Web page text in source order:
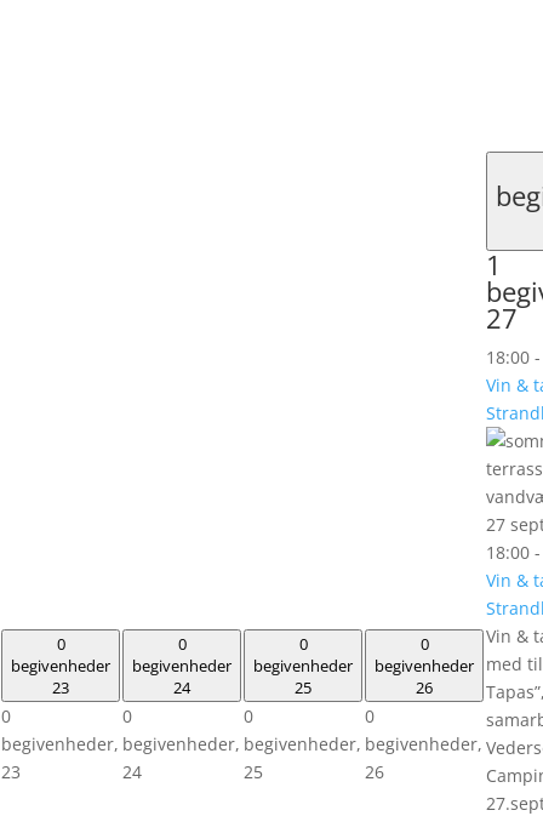
0
begivenheder
23
0
begivenheder,
23
0
begivenheder
24
0
begivenheder,
24
0
begivenheder
25
0
begivenheder,
25
0
begivenheder
26
0
begivenheder,
26
1
27
18:00
Vin &
27
18:00
Vin &
Vin &
med